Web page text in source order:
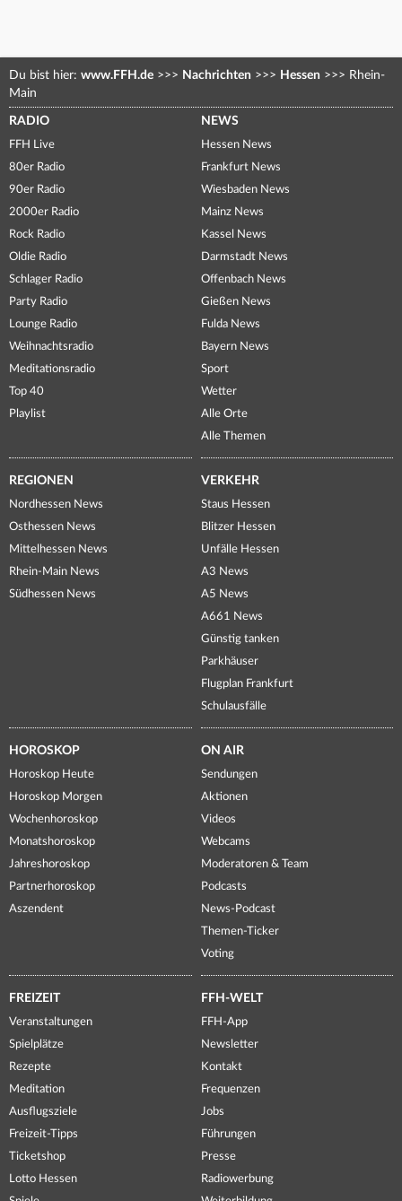
Du bist hier: www.FFH.de >>> Nachrichten >>> Hessen >>> Rhein-
Main
RADIO
FFH Live
80er Radio
90er Radio
2000er Radio
Rock Radio
Oldie Radio
Schlager Radio
Party Radio
Lounge Radio
Weihnachtsradio
Meditationsradio
Top 40
Playlist
NEWS
Hessen News
Frankfurt News
Wiesbaden News
Mainz News
Kassel News
Darmstadt News
Offenbach News
Gießen News
Fulda News
Bayern News
Sport
Wetter
Alle Orte
Alle Themen
REGIONEN
Nordhessen News
Osthessen News
Mittelhessen News
Rhein-Main News
Südhessen News
VERKEHR
Staus Hessen
Blitzer Hessen
Unfälle Hessen
A3 News
A5 News
A661 News
Günstig tanken
Parkhäuser
Flugplan Frankfurt
Schulausfälle
HOROSKOP
Horoskop Heute
Horoskop Morgen
Wochenhoroskop
Monatshoroskop
Jahreshoroskop
Partnerhoroskop
Aszendent
ON AIR
Sendungen
Aktionen
Videos
Webcams
Moderatoren & Team
Podcasts
News-Podcast
Themen-Ticker
Voting
FREIZEIT
Veranstaltungen
Spielplätze
Rezepte
Meditation
Ausflugsziele
Freizeit-Tipps
Ticketshop
Lotto Hessen
FFH-WELT
FFH-App
Newsletter
Kontakt
Frequenzen
Jobs
Führungen
Presse
Radiowerbung